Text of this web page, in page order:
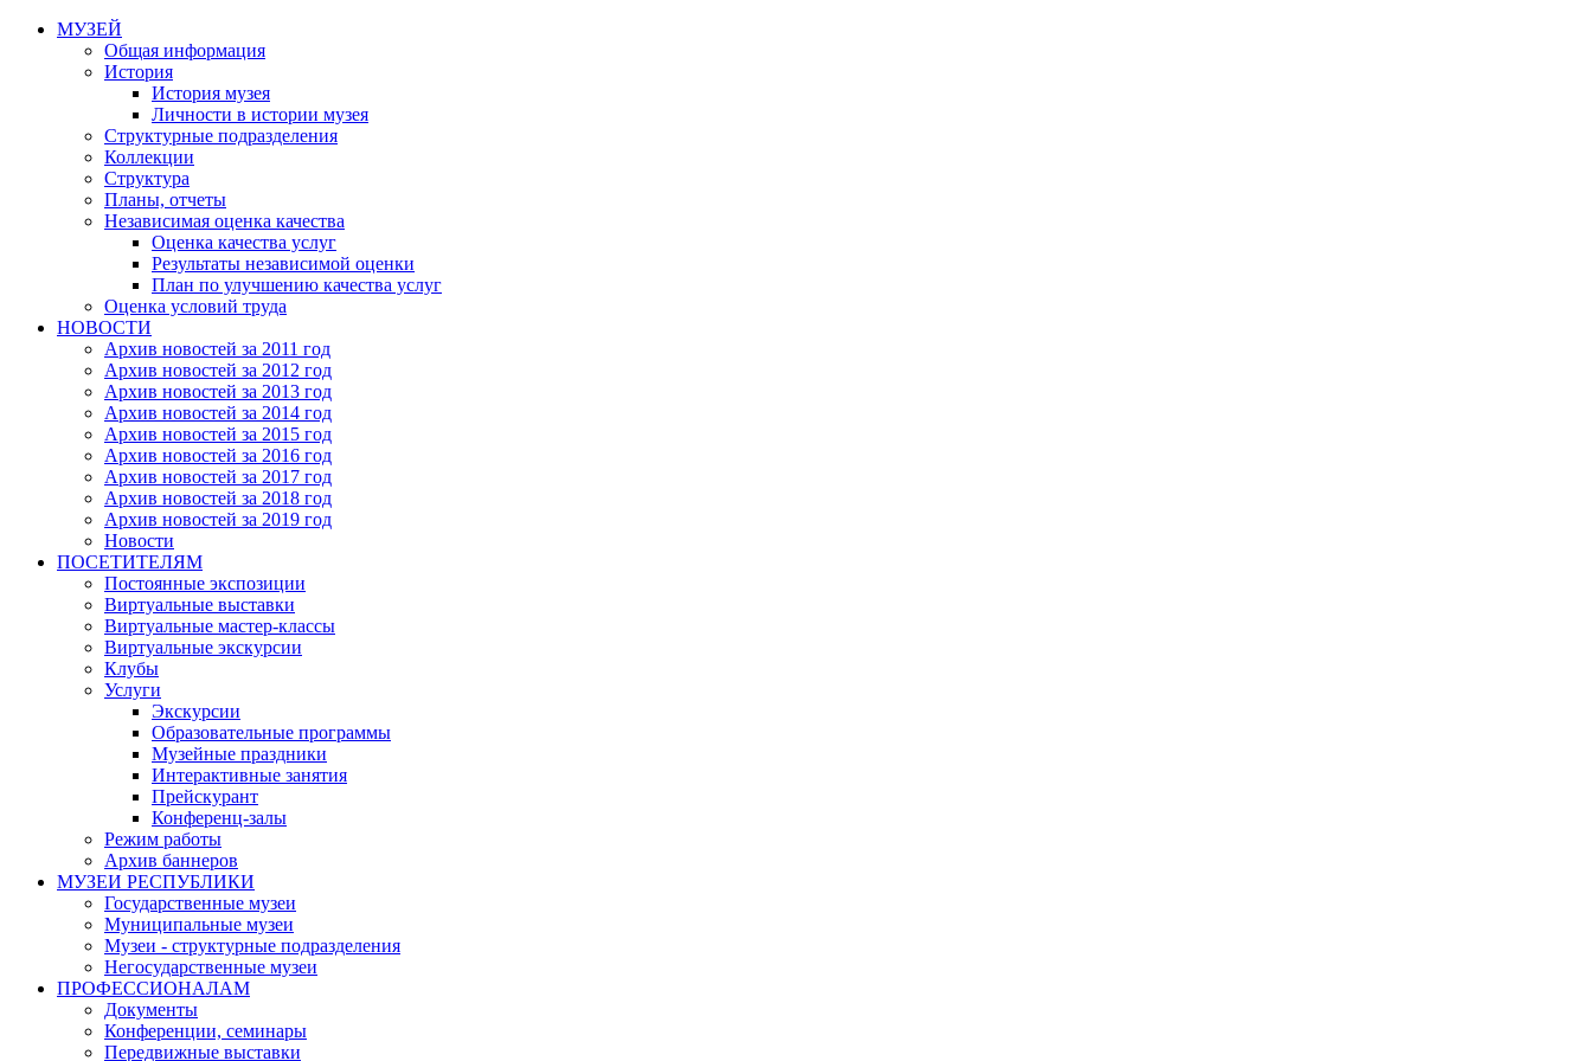
МУЗЕЙ
Общая информация
История
История музея
Личности в истории музея
Структурные подразделения
Коллекции
Структура
Планы, отчеты
Независимая оценка качества
Оценка качества услуг
Результаты независимой оценки
План по улучшению качества услуг
Оценка условий труда
НОВОСТИ
Архив новостей за 2011 год
Архив новостей за 2012 год
Архив новостей за 2013 год
Архив новостей за 2014 год
Архив новостей за 2015 год
Архив новостей за 2016 год
Архив новостей за 2017 год
Архив новостей за 2018 год
Архив новостей за 2019 год
Новости
ПОСЕТИТЕЛЯМ
Постоянные экспозиции
Виртуальные выставки
Виртуальные мастер-классы
Виртуальные экскурсии
Клубы
Услуги
Экскурсии
Образовательные программы
Музейные праздники
Интерактивные занятия
Прейскурант
Конференц-залы
Режим работы
Архив баннеров
МУЗЕИ РЕСПУБЛИКИ
Государственные музеи
Муниципальные музеи
Музеи - структурные подразделения
Негосударственные музеи
ПРОФЕССИОНАЛАМ
Документы
Конференции, семинары
Передвижные выставки